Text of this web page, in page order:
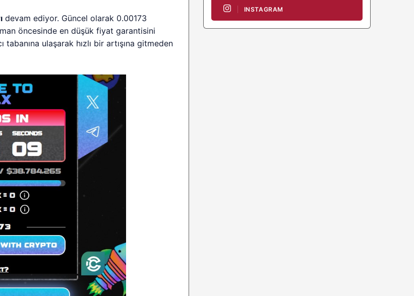
devam ediyor. Güncel olarak 0.00173
öncesinde en düşük fiyat garantisini
ulaşarak hızlı bir artışına gitmeden
INSTAGRAM